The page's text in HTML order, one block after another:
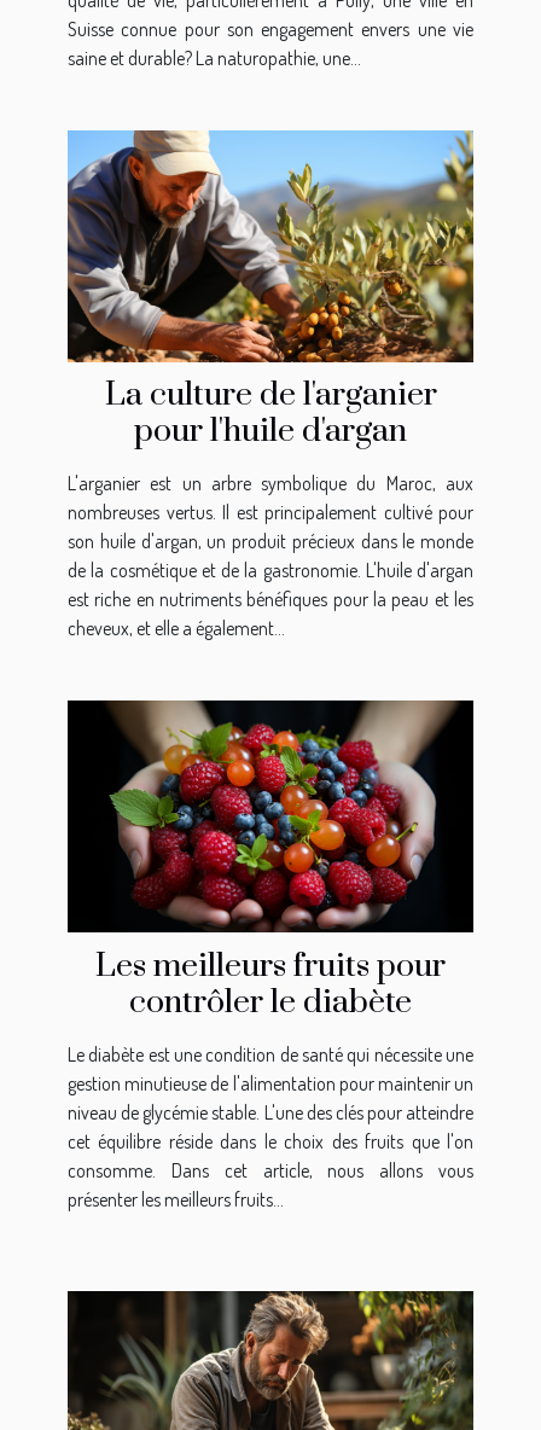
Suisse connue pour son engagement envers une vie
saine et durable? La naturopathie, une...
La culture de l'arganier
pour l'huile d'argan
L'arganier est un arbre symbolique du Maroc, aux
nombreuses vertus. Il est principalement cultivé pour
son huile d'argan, un produit précieux dans le monde
de la cosmétique et de la gastronomie. L'huile d'argan
est riche en nutriments bénéfiques pour la peau et les
cheveux, et elle a également...
Les meilleurs fruits pour
contrôler le diabète
Le diabète est une condition de santé qui nécessite une
gestion minutieuse de l'alimentation pour maintenir un
niveau de glycémie stable. L'une des clés pour atteindre
cet équilibre réside dans le choix des fruits que l'on
consomme. Dans cet article, nous allons vous
présenter les meilleurs fruits...